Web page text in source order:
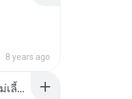
8 years ago
แม่เลี้ยงสาวตั้งกล้องเย็ดกับลูกเลี้ยง หีแม่เลี้ยงเ.html